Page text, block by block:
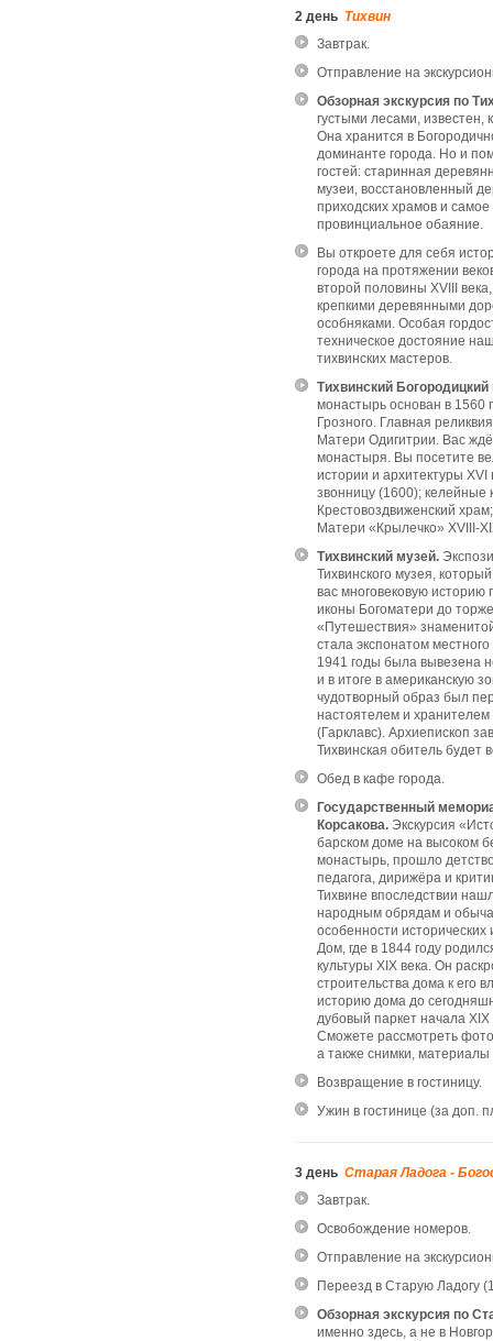
2 день Тихвин
Завтрак.
Отправление на
Обзорная экскурсия по
густыми лесами, известен,
Она хранится в
доминанте города. Но и
гостей: старинная
музеи, восстановленный
приходских храмов и
провинциальное обаяние.
Вы откроете для себя
города на протяжении
второй половины XVIII
крепкими деревянными
особняками. Особая
техническое достояние
тихвинских мастеров.
Тихвинский
монастырь основан в 1560
Грозного. Главная
Матери Одигитрии. Вас
монастыря. Вы посетите
истории и архитектуры
звонницу (1600); келейные
Крестовоздвиженский
Матери «Крылечко» XVIII-
Тихвинский музей.
Тихвинского музея,
вас многовековую историю
иконы Богоматери до
«Путешествия»
стала экспонатом
1941 годы была вывезена
и в итоге в американскую
чудотворный образ был
настоятелем и
(Гарклавс). Архиепископ
Тихвинская обитель будет
Обед в кафе города.
Государственный
Корсакова. Экскурсия
барском доме на высоком
монастырь, прошло
педагога, дирижёра и
Тихвине впоследствии
народным обрядам и
особенности
Дом, где в 1844 году
культуры XIX века. Он
строительства дома к его
историю дома до
дубовый паркет начала
Сможете рассмотреть
а также снимки,
Возвращение в гостиницу.
Ужин в гостинице (за доп.
3 день Старая Ладога -
Завтрак.
Освобождение номеров.
Отправление на
Переезд в Старую Ладогу
Обзорная экскурсия по
именно здесь, а не в